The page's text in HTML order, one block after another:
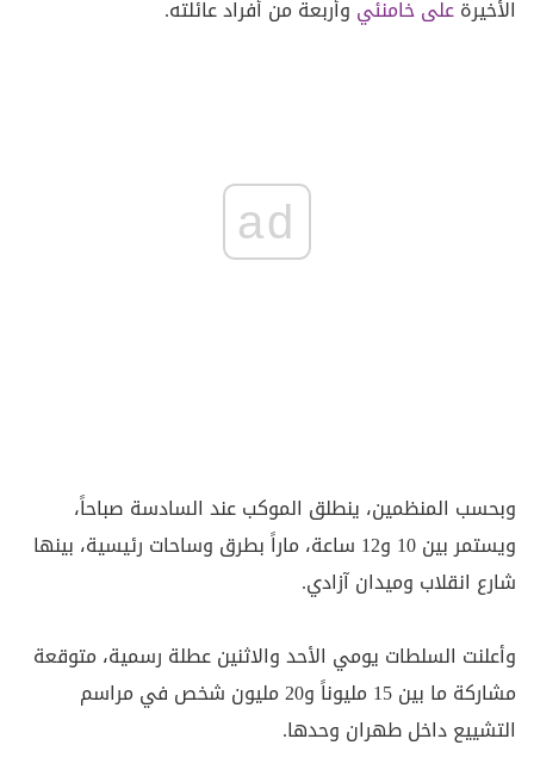
الأخيرةعلى خامنئي وأربعة من أفراد عائلته.
ad
وبحسب المنظمين، ينطلق الموكب عند السادسة صباحاً،
ويستمر بين 10 و12 ساعة، ماراً بطرق وساحات رئيسية، بينها
شارع انقلاب وميدان آزادي.
وأعلنت السلطات يومي الأحد والاثنين عطلة رسمية، متوقعة
مشاركة ما بين 15 مليوناً و20 مليون شخص في مراسم
التشييع داخل طهران وحدها.